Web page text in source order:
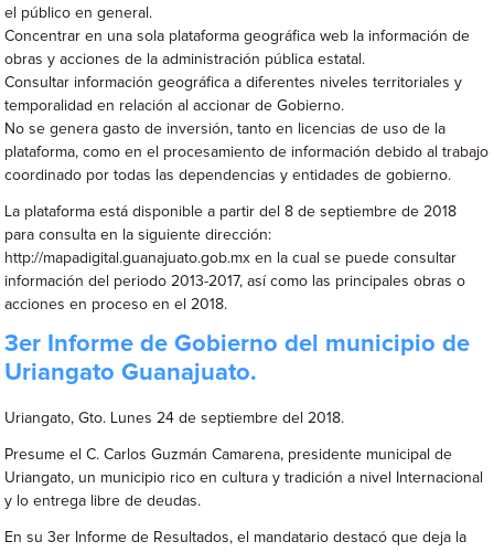
el público en general.
Concentrar en una sola plataforma geográfica web la información de
obras y acciones de la administración pública estatal.
Consultar información geográfica a diferentes niveles territoriales y
temporalidad en relación al accionar de Gobierno.
No se genera gasto de inversión, tanto en licencias de uso de la
plataforma, como en el procesamiento de información debido al trabajo
coordinado por todas las dependencias y entidades de gobierno.
La plataforma está disponible a partir del 8 de septiembre de 2018
para consulta en la siguiente dirección:
http://mapadigital.guanajuato.gob.mx en la cual se puede consultar
información del periodo 2013-2017, así como las principales obras o
acciones en proceso en el 2018.
3er Informe de Gobierno del municipio de
Uriangato Guanajuato.
Uriangato, Gto. Lunes 24 de septiembre del 2018.
Presume el C. Carlos Guzmán Camarena, presidente municipal de
Uriangato, un municipio rico en cultura y tradición a nivel Internacional
y lo entrega libre de deudas.
En su 3er Informe de Resultados, el mandatario destacó que deja la